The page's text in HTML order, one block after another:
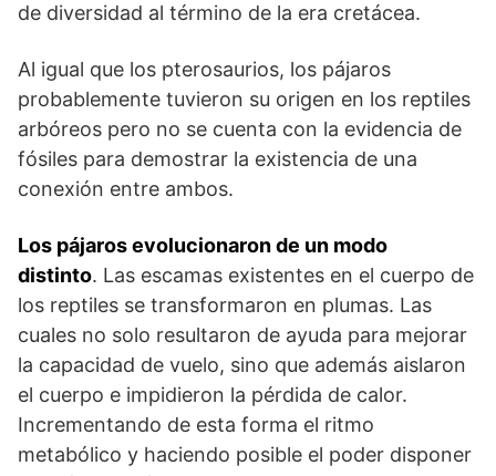
de diversidad al término de la era cretácea.
Al igual que los pterosaurios, los pájaros
probablemente tuvieron su origen en los reptiles
arbóreos pero no se cuenta con la evidencia de
fósiles para demostrar la existencia de una
conexión entre ambos.
Los pájaros evolucionaron de un modo
distinto. Las escamas existentes en el cuerpo de
los reptiles se transformaron en plumas. Las
cuales no solo resultaron de ayuda para mejorar
la capacidad de vuelo, sino que además aislaron
el cuerpo e impidieron la pérdida de calor.
Incrementando de esta forma el ritmo
metabólico y haciendo posible el poder disponer